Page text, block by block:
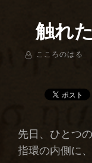
触れ
BY こころのはる
先日、ひとつ
指環の内側に